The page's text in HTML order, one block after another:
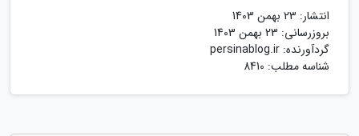
انتشار: 23 بهمن 1403
بروزرسانی: 23 بهمن 1403
گردآورنده: persinablog.ir
شناسه مطلب: 8410